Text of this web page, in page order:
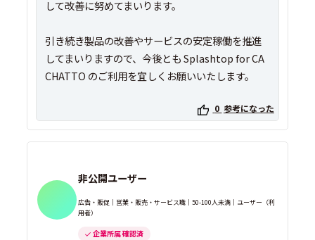
して改善に努めてまいります。
引き続き製品の改善やサービスの安定稼働を推進
してまいりますので、今後とも Splashtop for CA
CHATTO のご利用を宜しくお願いいたします。
0 参考になった
非公開ユーザー
広告・販促｜営業・販売・サービス職｜50-100人未満｜ユーザー（利
用者）
企業所属 確認済